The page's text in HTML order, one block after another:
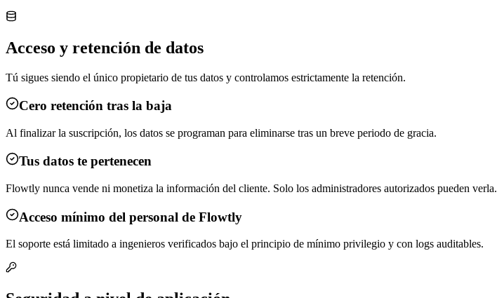
Acceso y retención de datos
Tú sigues siendo el único propietario de tus datos y controlamos estrictamente la retención.
Cero retención tras la baja
Al finalizar la suscripción, los datos se programan para eliminarse tras un breve periodo de gracia.
Tus datos te pertenecen
Flowtly nunca vende ni monetiza la información del cliente. Solo los administradores autorizados pueden verla.
Acceso mínimo del personal de Flowtly
El soporte está limitado a ingenieros verificados bajo el principio de mínimo privilegio y con logs auditables.